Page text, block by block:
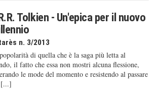
Tolkien - Un'epica per il nuovo
n. 3/2013
di quella che è la saga più letta al
il fatto che essa non mostri alcuna flessione,
le mode del momento e resistendo al passare